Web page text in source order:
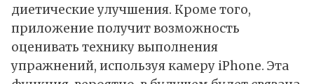
диетические улучшения. Кроме того,
приложение получит возможность
оценивать технику выполнения
упражнений, используя камеру iPhone. Эта